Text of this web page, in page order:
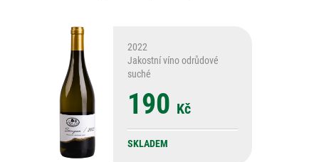
2022
Jakostní víno odrůdové
suché
190 Kč
SKLADEM